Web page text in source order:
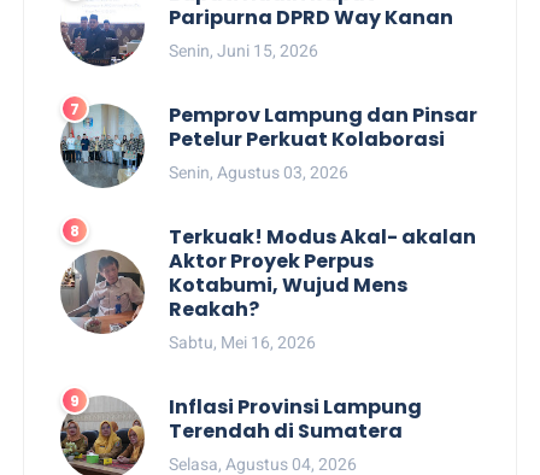
Paripurna DPRD Way Kanan
Senin, Juni 15, 2026
Pemprov Lampung dan Pinsar
Petelur Perkuat Kolaborasi
Senin, Agustus 03, 2026
Terkuak! Modus Akal- akalan
Aktor Proyek Perpus
Kotabumi, Wujud Mens
Reakah?
Sabtu, Mei 16, 2026
Inflasi Provinsi Lampung
Terendah di Sumatera
Selasa, Agustus 04, 2026